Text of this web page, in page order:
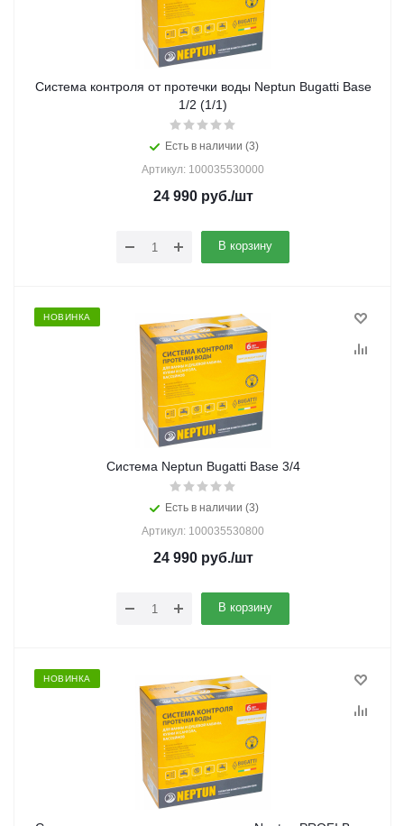
Система контроля от протечки воды Neptun Bugatti Base
1/2 (1/1)
Есть в наличии (3)
Артикул: 100035530000
24 990руб./шт
В корзину
НОВИНКА
Система Neptun Bugatti Base 3/4
Есть в наличии (3)
Артикул: 100035530800
24 990руб./шт
В корзину
НОВИНКА